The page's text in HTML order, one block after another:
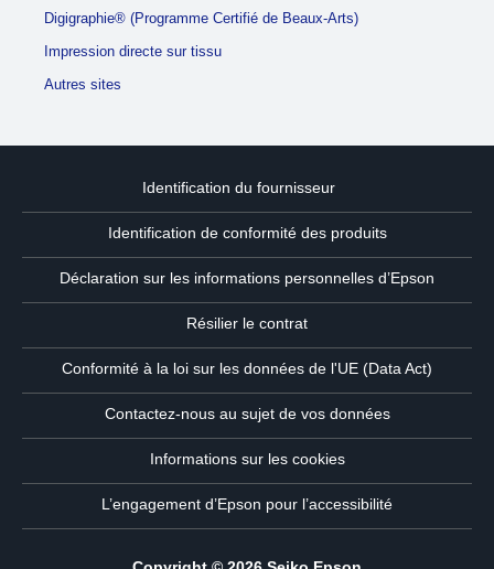
Digigraphie® (Programme Certifié de Beaux-Arts)
Impression directe sur tissu
Autres sites
Identification du fournisseur
Identification de conformité des produits
Déclaration sur les informations personnelles d’Epson
Résilier le contrat
Conformité à la loi sur les données de l'UE (Data Act)
Contactez-nous au sujet de vos données
Informations sur les cookies
L’engagement d’Epson pour l’accessibilité